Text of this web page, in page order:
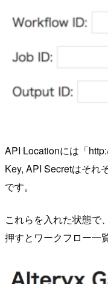
API Locationには「
Key, API Secretはそれ
です。
これらを入れた状態で
押すとワークフロー一